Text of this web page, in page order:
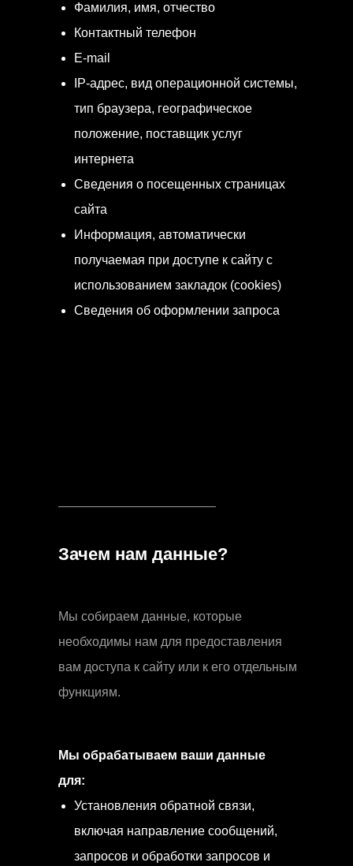
Фамилия, имя, отчество
Контактный телефон
E-mail
IP-адрес, вид операционной системы,
тип браузера, географическое
положение, поставщик услуг
интернета
Сведения о посещенных страницах
сайта
Информация, автоматически
получаемая при доступе к сайту с
использованием закладок (cookies)
Сведения об оформлении запроса
Мы обрабатываем ваши данные
для:
Установления обратной связи,
включая направление сообщений,
запросов и обработки запросов и
Зачем нам данные?
Мы собираем данные, которые
необходимы нам для предоставления
вам доступа к сайту или к его отдельным
функциям.